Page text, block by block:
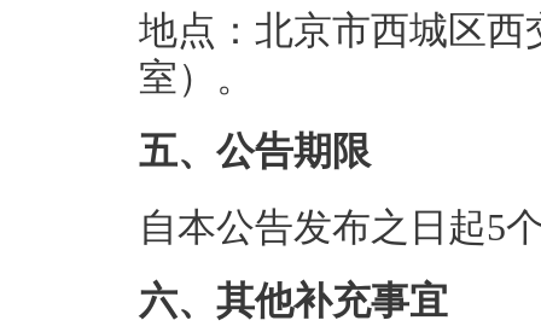
地点：北京市西城区西
室）。
五、公告期限
自本公告发布之日起5
六、其他补充事宜